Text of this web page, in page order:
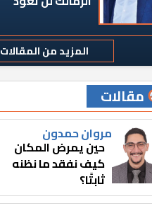
المزيد من المقالات
مقالات
مروان حمدون
حين يمرض المكان
كيف نفقد ما نظنه
ثابتًا؟